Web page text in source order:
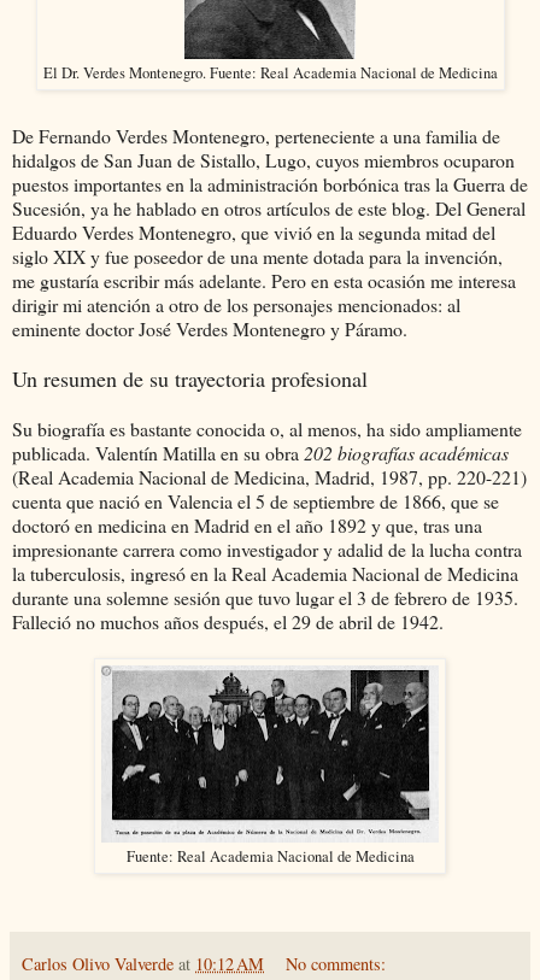
El Dr. Verdes Montenegro. Fuente: Real Academia Nacional de Medicina
De Fernando Verdes Montenegro, perteneciente a una familia de
hidalgos de San Juan de Sistallo, Lugo, cuyos miembros ocuparon
puestos importantes en la administración borbónica tras la Guerra de
Sucesión, ya he hablado en otros artículos de este blog. Del General
Eduardo Verdes Montenegro, que vivió en la segunda mitad del
siglo XIX y fue poseedor de una mente dotada para la invención,
me gustaría escribir más adelante. Pero en esta ocasión me interesa
dirigir mi atención a otro de los personajes mencionados: al
eminente doctor José Verdes Montenegro y Páramo.
Un resumen de su trayectoria profesional
Su biografía es bastante conocida o, al menos, ha sido ampliamente
publicada. Valentín Matilla en su obra 202 biografías académicas
(Real Academia Nacional de Medicina, Madrid, 1987, pp. 220-221)
cuenta que nació en Valencia el 5 de septiembre de 1866, que se
doctoró en medicina en Madrid en el año 1892 y que, tras una
impresionante carrera como investigador y adalid de la lucha contra
la tuberculosis, ingresó en la Real Academia Nacional de Medicina
durante una solemne sesión que tuvo lugar el 3 de febrero de 1935.
Falleció no muchos años después, el 29 de abril de 1942.
Fuente: Real Academia Nacional de Medicina
Carlos Olivo Valverde at 10:12 AM No comments: